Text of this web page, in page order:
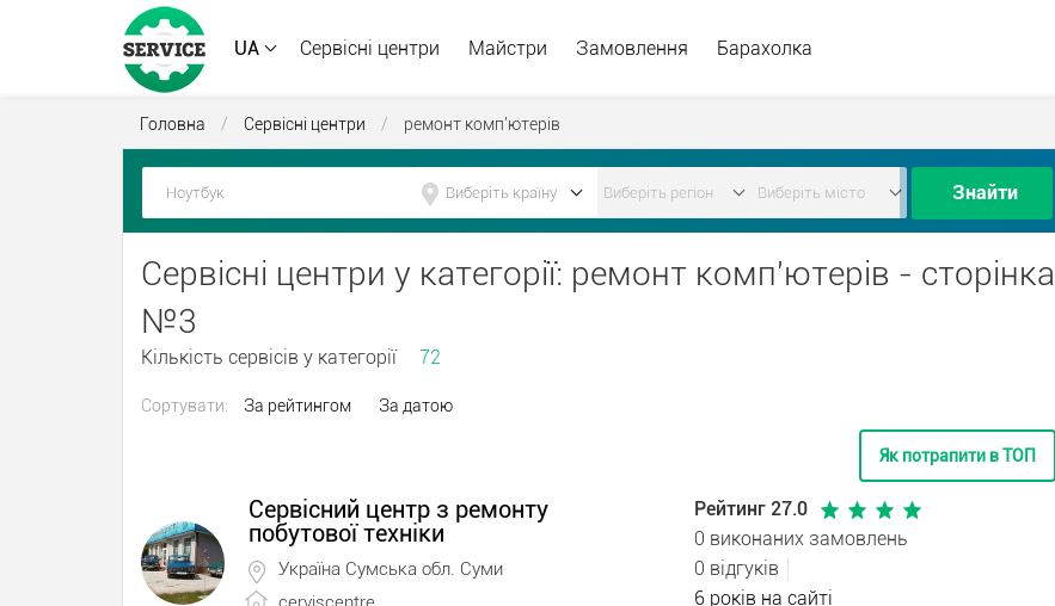
UA Сервісні центри Майстри Замовлення Барахолка
Головна / Сервісні центри / ремонт комп'ютерів
Знайти
Сервісні центри у категорії: ремонт комп'ютерів - сторінка
№3
Кількість сервісів у категорії 72
Сортувати: За рейтингом За датою
Як потрапити в ТОП
Сервісний центр з ремонту
побутової техніки
Україна Сумська обл. Суми
Рейтинг 27.0
0 виконаних замовлень
0 відгуків
6 років на сайті